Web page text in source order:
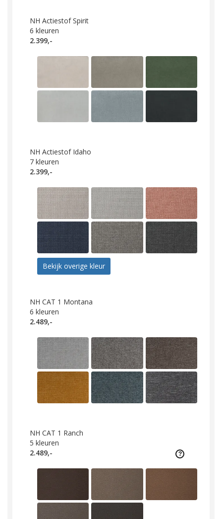
NH Actiestof Spirit
6 kleuren
2.399,-
NH Actiestof Idaho
7 kleuren
2.399,-
Bekijk overige kleur
NH CAT 1 Montana
6 kleuren
2.489,-
NH CAT 1 Ranch
5 kleuren
2.489,-